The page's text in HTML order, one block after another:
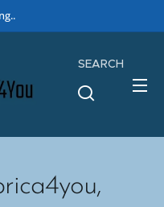
SEARCH